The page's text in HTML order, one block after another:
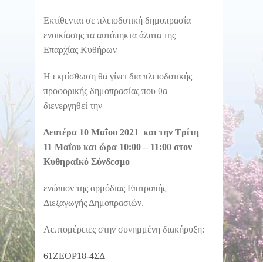
Εκτίθενται σε πλειοδοτική δημοπρασία
ενοικίασης τα αυτόπηκτα άλατα της
Επαρχίας Κυθήρων
Η εκμίσθωση θα γίνει δια πλειοδοτικής
προφορικής δημοπρασίας που θα
διενεργηθεί την
Δευτέρα 10 Μαΐου 2021 και την Τρίτη
11 Μαΐου και ώρα 10:00 – 11:00 στον
Κυθηραϊκό Σύνδεσμο
ενώπιον της αρμόδιας Επιτροπής
Διεξαγωγής Δημοπρασιών.
Λεπτομέρειες στην συνημμένη διακήρυξη:
61ΖΕΟΡ18-4ΣΔ